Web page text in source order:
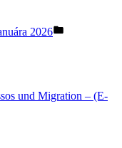
2026
und Migration – (E-